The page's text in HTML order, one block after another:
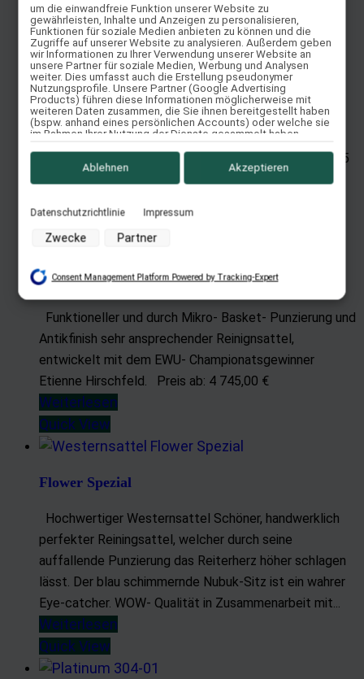
Besonderem. Preis ab: 5 065,00 €
Weiterlesen
Quick View
Antik Show Reiner
Show Reiner mit aufwendiger Punzierung. Preis ab: 5
Etienne Hirschfeld Reiner
Funktioneller und durch Mikro- Basket- Punzierung und
Antikfinish sehr ansprechender Reinignsattel,
entwickelt mit dem EWU- Championatsgewinner
Etienne Hirschfeld. Preis ab: 4 745,00 €
Weiterlesen
Quick View
Flower Spezial
Hochwertiger Westernsattel Schöner, handwerklich
perfekter Reiningsattel, welcher durch seine
auffallende Punzierung das Reiterherz höher schlagen
lässt. Der blau schimmernde Nubuk-Sitz ist ein wahrer
Eye-catcher. WOW- Qualität in Zusammenarbeit mit...
Weiterlesen
Quick View
um die einwandfreie Funktion unserer Website zu
gewährleisten, Inhalte und Anzeigen zu personalisieren,
Funktionen für soziale Medien anbieten zu können und die
Zugriffe auf unserer Website zu analysieren. Außerdem geben
wir Informationen zu Ihrer Verwendung unserer Website an
unsere Partner für soziale Medien, Werbung und Analysen
weiter. Dies umfasst auch die Erstellung pseudonymer
Nutzungsprofile. Unsere Partner (Google Advertising
Products) führen diese Informationen möglicherweise mit
weiteren Daten zusammen, die Sie ihnen bereitgestellt haben
(bspw. anhand eines persönlichen Accounts) oder welche sie
im Rahmen Ihrer Nutzung der Dienste gesammelt haben
Nutzung von Cookies und Pixeln können Sie jederzeit
widerrufen, indem Sie auf den Datenschutz-Button links unten
Zwecke der Datenverarbeitung durch unsere Partner:
Endgerät
Erstellung von Profilen für personalisierte Werbung
Verwendung von Profilen zur Auswahl personalisierter Werbung
Erstellung von Profilen zur Personalisierung von Inhalten
Verwendung von Profilen zur Auswahl personalisierter Inhalte
Messung der Werbeleistung
Messung der Performance von Inhalten
Analyse von Zielgruppen durch Statistiken oder Kombinationen
Entwicklung und Verbesserung der Angebote
Besondere Features:
Verwendung genauer Standortdaten
Endgeräteeigenschaften zur Identifikation aktiv abfragen
Datenschutzrichtlinie Impressum
Zwecke Partner
Ablehnen Akzeptieren
Consent Management Platform Powered by Tracking-Expert